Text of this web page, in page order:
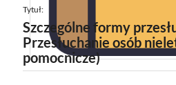
Tytuł:
Szczególne formy
Przesłuchanie osób
pomocnicze)